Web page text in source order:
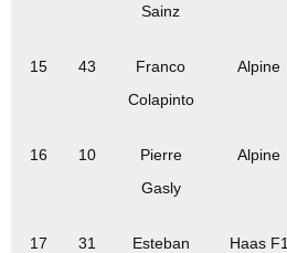
Sainz
15 43
Franco
Colapinto
Alpine
16 10
Pierre
Gasly
Alpine
17 31
Esteban
Haas F1